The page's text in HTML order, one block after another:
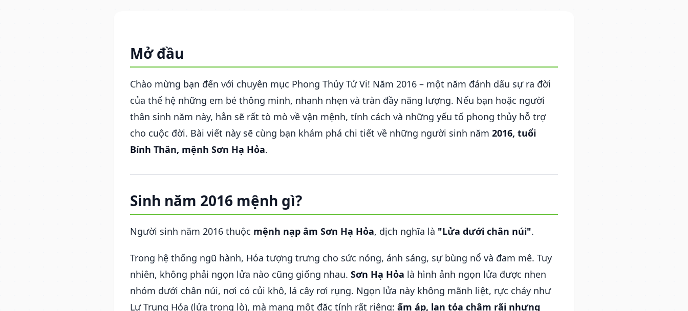
Mở đầu
Chào mừng bạn đến với chuyên mục Phong Thủy Tử Vi! Năm 2016 – một năm đánh dấu sự ra đời
của thế hệ những em bé thông minh, nhanh nhẹn và tràn đầy năng lượng. Nếu bạn hoặc người
thân sinh năm này, hẳn sẽ rất tò mò về vận mệnh, tính cách và những yếu tố phong thủy hỗ trợ
cho cuộc đời. Bài viết này sẽ cùng bạn khám phá chi tiết về những người sinh năm 2016, tuổi
Bính Thân, mệnh Sơn Hạ Hỏa.
Sinh năm 2016 mệnh gì?
Người sinh năm 2016 thuộc mệnh nạp âm Sơn Hạ Hỏa, dịch nghĩa là "Lửa dưới chân núi".
Trong hệ thống ngũ hành, Hỏa tượng trưng cho sức nóng, ánh sáng, sự bùng nổ và đam mê. Tuy
nhiên, không phải ngọn lửa nào cũng giống nhau. Sơn Hạ Hỏa là hình ảnh ngọn lửa được nhen
nhóm dưới chân núi, nơi có củi khô, lá cây rơi rụng. Ngọn lửa này không mãnh liệt, rực cháy như
Lư Trung Hỏa (lửa trong lò), mà mang một đặc tính rất riêng: ấm áp, lan tỏa chậm rãi nhưng